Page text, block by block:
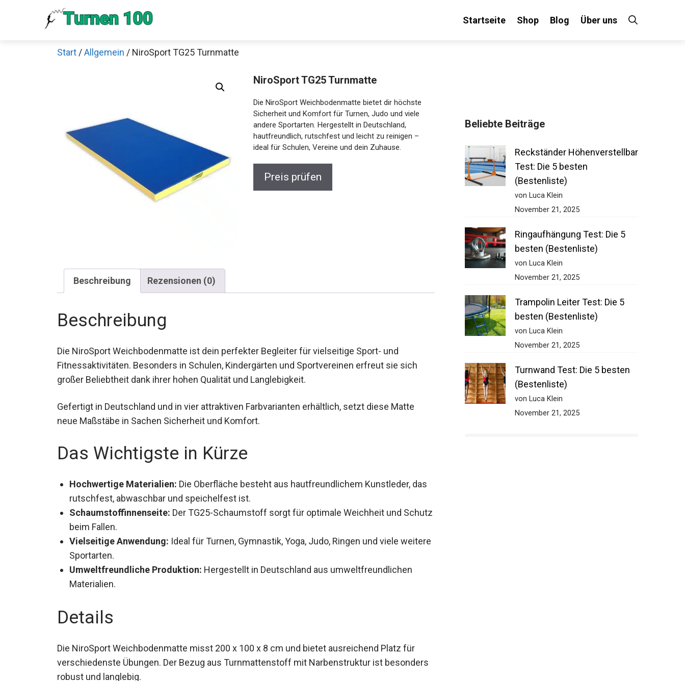
Startseite Shop Blog Über uns
Start /Allgemein / NiroSport TG25 Turnmatte
NiroSport TG25 Turnmatte
Die NiroSport Weichbodenmatte bietet dir höchste
Sicherheit und Komfort für Turnen, Judo und viele
andere Sportarten. Hergestellt in Deutschland,
hautfreundlich, rutschfest und leicht zu reinigen –
ideal für Schulen, Vereine und dein Zuhause.
Preis prüfen
Beschreibung Rezensionen (0)
Beschreibung
Die NiroSport Weichbodenmatte ist dein perfekter Begleiter für vielseitige Sport- und
Fitnessaktivitäten. Besonders in Schulen, Kindergärten und Sportvereinen erfreut sie sich
großer Beliebtheit dank ihrer hohen Qualität und Langlebigkeit.
Gefertigt in Deutschland und in vier attraktiven Farbvarianten erhältlich, setzt diese Matte
neue Maßstäbe in Sachen Sicherheit und Komfort.
Das Wichtigste in Kürze
Hochwertige Materialien: Die Oberfläche besteht aus hautfreundlichem Kunstleder, das
rutschfest, abwaschbar und speichelfest ist.
Schaumstoffinnenseite: Der TG25-Schaumstoff sorgt für optimale Weichheit und
Schutz beim Fallen.
Vielseitige Anwendung: Ideal für Turnen, Gymnastik, Yoga, Judo, Ringen und viele
weitere Sportarten.
Umweltfreundliche Produktion: Hergestellt in Deutschland aus umweltfreundlichen
Materialien.
Details
Die NiroSport Weichbodenmatte misst 200 x 100 x 8 cm und bietet ausreichend Platz für
verschiedenste Übungen. Der Bezug aus Turnmattenstoff mit Narbenstruktur ist besonders
robust und langlebig.
Beliebte Beiträge
Reckständer
Höhenverstellbar Test: Die 5
besten (Bestenliste)
von Luca Klein
November 21, 2025
Ringaufhängung Test: Die 5
besten (Bestenliste)
von Luca Klein
November 21, 2025
Trampolin Leiter Test: Die 5
besten (Bestenliste)
von Luca Klein
November 21, 2025
Turnwand Test: Die 5 besten
(Bestenliste)
von Luca Klein
November 21, 2025
Jetzt anschauen